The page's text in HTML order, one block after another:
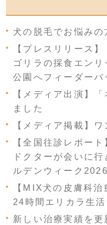
犬の脱毛でお悩みの
【プレスリリース
ゴリラの採食エン
公園へフィーダーバ
【メディア出演】
ました
【メディア掲載】
【全国往診レポー
ドクターが会いに行
ルデンウィーク2026
【MIX犬の皮膚科
24時間エリカラ生
新しい治療実績を更